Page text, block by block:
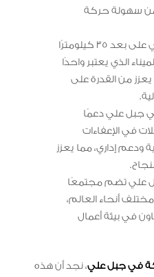
من سهولة حركة
تقع جبل علي على بعد 35 كيلومترًا
الذي يعتبر واحدًا
من القدرة على
جبل علي دعمًا
في الإعفاءات
ودعم إداري، مما يعزز
علي تضم مجتمعًا
أنحاء العالم،
في بيئة أعمال
في جبل علي، نجد أن هذه